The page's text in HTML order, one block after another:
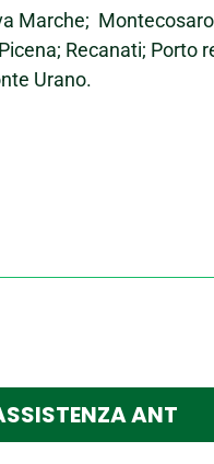
Marche;
Recanati; Porto
Urano.
ANT